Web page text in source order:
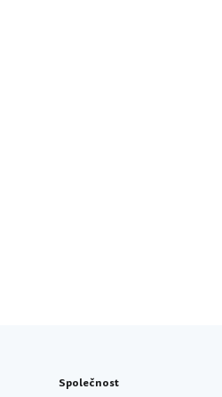
Společnost